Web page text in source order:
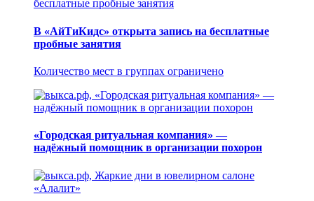
В «АйТиКидс» открыта запись на бесплатные
пробные занятия
Количество мест в группах ограничено
«Городская ритуальная компания» —
надёжный помощник в организации похорон